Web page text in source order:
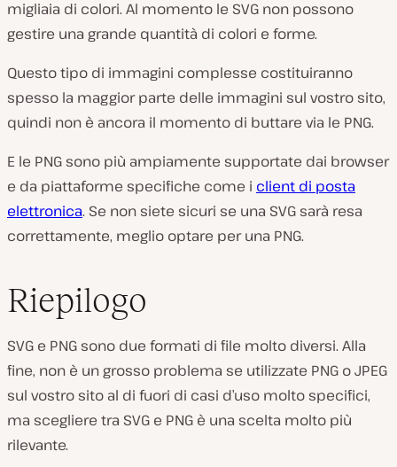
migliaia di colori. Al momento le SVG non possono
gestire una grande quantità di colori e forme.
Questo tipo di immagini complesse costituiranno
spesso la maggior parte delle immagini sul vostro sito,
quindi non è ancora il momento di buttare via le PNG.
E le PNG sono più ampiamente supportate dai browser
e da piattaforme specifiche come i client di posta
elettronica. Se non siete sicuri se una SVG sarà resa
correttamente, meglio optare per una PNG.
Riepilogo
SVG e PNG sono due formati di file molto diversi. Alla
fine, non è un grosso problema se utilizzate PNG o JPEG
sul vostro sito al di fuori di casi d’uso molto specifici,
ma scegliere tra SVG e PNG è una scelta molto più
rilevante.